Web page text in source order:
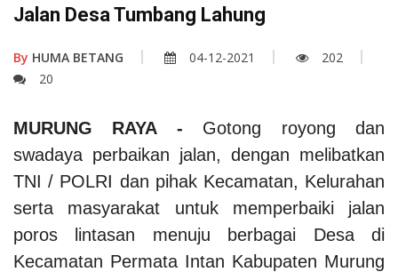
Jalan Desa Tumbang Lahung
By HUMA BETANG 04-12-2021
202
20
MURUNG RAYA - Gotong royong dan
swadaya perbaikan jalan, dengan melibatkan
TNI / POLRI dan pihak Kecamatan, Kelurahan
serta masyarakat untuk memperbaiki jalan
poros lintasan menuju berbagai Desa di
Kecamatan Permata Intan Kabupaten Murung